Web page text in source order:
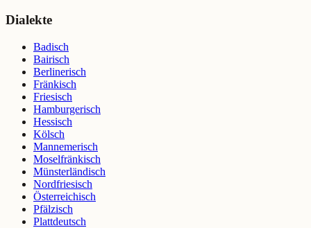
Dialekte
Badisch
Bairisch
Berlinerisch
Fränkisch
Friesisch
Hamburgerisch
Hessisch
Kölsch
Mannemerisch
Moselfränkisch
Münsterländisch
Nordfriesisch
Österreichisch
Pfälzisch
Plattdeutsch